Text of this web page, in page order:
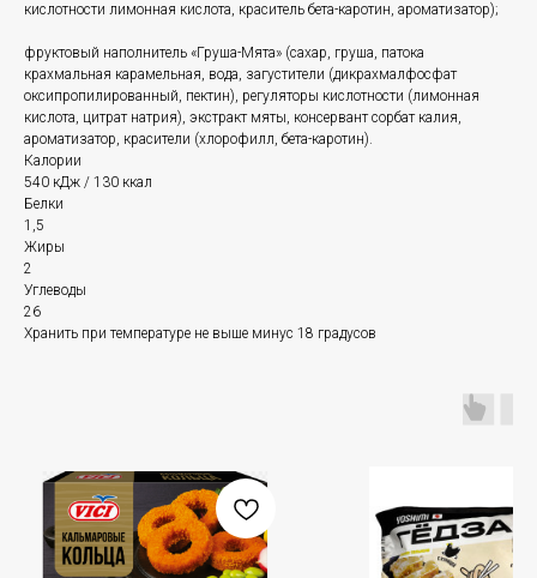
кислотности лимонная кислота, краситель бета-каротин, ароматизатор);
фруктовый наполнитель «Груша-Мята» (сахар, груша, патока
крахмальная карамельная, вода, загустители (дикрахмалфосфат
оксипропилированный, пектин), регуляторы кислотности (лимонная
кислота, цитрат натрия), экстракт мяты, консервант сорбат калия,
ароматизатор, красители (хлорофилл, бета-каротин).
Калории
540 кДж / 130 ккал
Белки
1,5
Жиры
2
Углеводы
26
Хранить при температуре не выше минус 18 градусов